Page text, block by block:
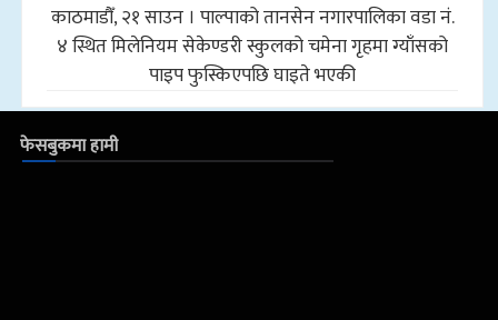
काठमाडौँ, २१ साउन । पाल्पाको तानसेन नगारपालिका वडा नं.
४ स्थित मिलेनियम सेकेण्डरी स्कुलको चमेना गृहमा ग्याँसको
पाइप फुस्किएपछि घाइते भएकी
फेसबुकमा हामी